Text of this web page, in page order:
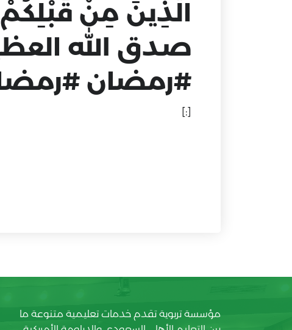
الَّذِينَ مِنْ
صدق الله
#رمضان
[:]
مؤسسة تربوية تقدم خدمات تعليمية متنوعة ما